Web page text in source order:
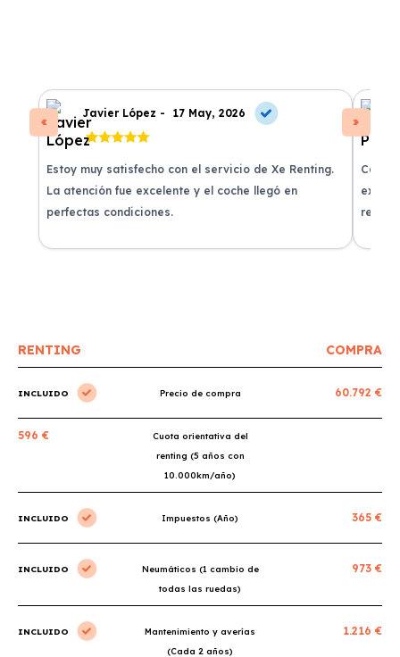
Javier López - 17 May, 2026
Estoy muy satisfecho con el servicio de Xe Renting.
La atención fue excelente y el coche llegó en
perfectas condiciones.
RENTING COMPRA
INCLUIDO Precio de compra 60.792 €
596 €
Cuota orientativa del
renting (5 años con
10.000km/año)
INCLUIDO Impuestos (Año) 365 €
INCLUIDO
Neumáticos (1 cambio de
todas las ruedas)
973 €
INCLUIDO
Mantenimiento y averías
(Cada 2 años)
1.216 €